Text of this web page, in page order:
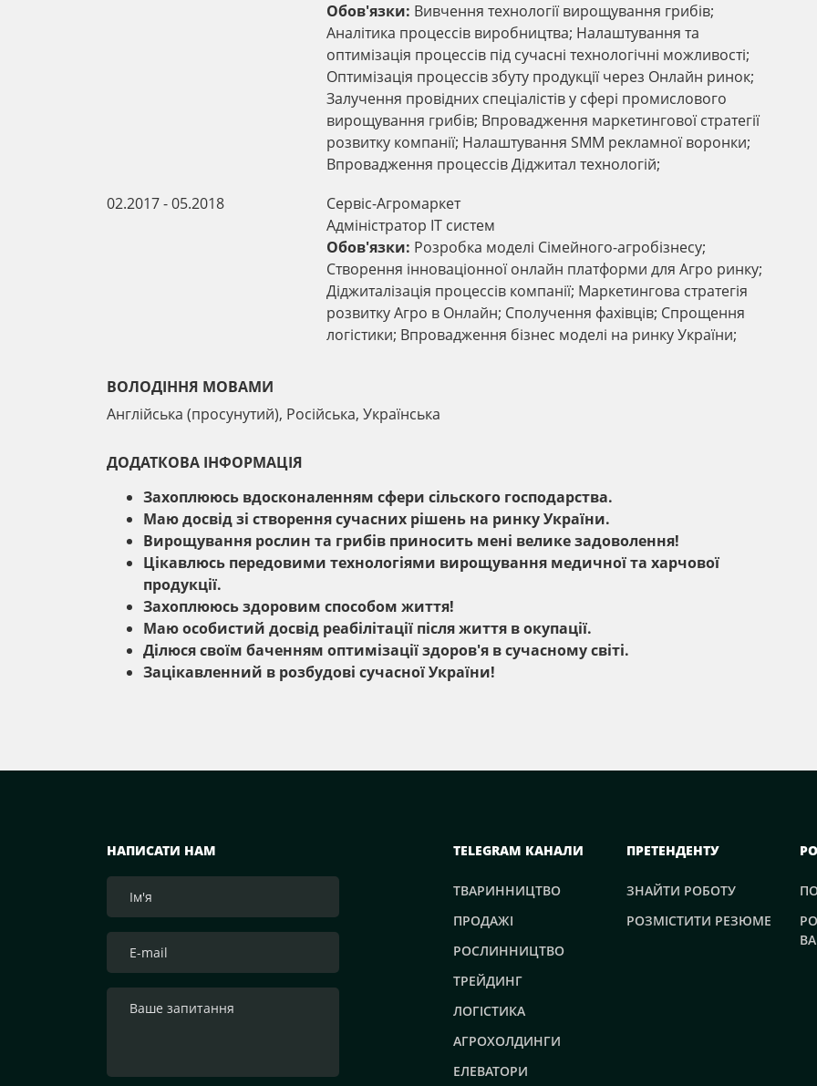
Обов'язки: Вивчення технології вирощування грибів;
Аналітика процессів виробництва; Налаштування та
оптимізація процессів під сучасні технологічні можливості;
Оптимізація процессів збуту продукції через Онлайн ринок;
Залучення провідних спеціалістів у сфері промислового
вирощування грибів; Впровадження маркетингової стратегії
розвитку компанії; Налаштування SMM рекламної воронки;
Впровадження процессів Діджитал технологій;
02.2017 - 05.2018
Сервіс-Агромаркет
Адміністратор IT систем
Обов'язки: Розробка моделі Сімейного-агробізнесу;
Створення інноваціонної онлайн платформи для Агро ринку;
Діджиталізація процессів компанії; Маркетингова стратегія
розвитку Агро в Онлайн; Сполучення фахівців; Спрощення
логістики; Впровадження бізнес моделі на ринку України;
ВОЛОДІННЯ МОВАМИ
Англійська (просунутий), Російська, Українська
ДОДАТКОВА ІНФОРМАЦІЯ
Захоплююсь вдосконаленням сфери сільского господарства.
Маю досвід зі створення сучасних рішень на ринку України.
Вирощування рослин та грибів приносить мені велике задоволення!
Цікавлюсь передовими технологіями вирощування медичної та харчової
продукції.
Захоплююсь здоровим способом життя!
Маю особистий досвід реабілітації після життя в окупації.
Ділюся своїм баченням оптимізації здоров'я в сучасному світі.
Зацікавленний в розбудові сучасної України!
НАПИСАТИ НАМ TELEGRAM КАНАЛИ
ТВАРИННИЦТВО
ПРОДАЖІ
РОСЛИННИЦТВО
ТРЕЙДИНГ
ЛОГІСТИКА
АГРОХОЛДИНГИ
ЕЛЕВАТОРИ
ПРЕТЕНДЕНТУ
ЗНАЙТИ РОБОТУ
РОЗМІСТИТИ РЕЗЮМЕ